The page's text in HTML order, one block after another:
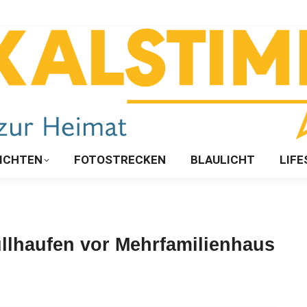
FOTOSTRECKEN BLAULICHT
vor Mehrfamilienhaus